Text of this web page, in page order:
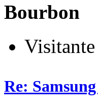
Bourbon
Visitante
Re: